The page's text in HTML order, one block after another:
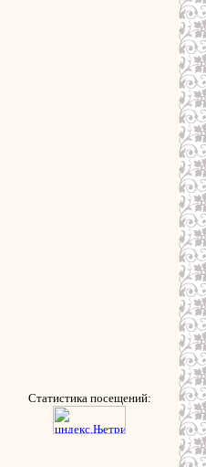
Статистика посещений: